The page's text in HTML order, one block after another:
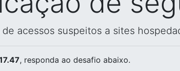
acessos suspeitos a sites
, responda ao desafio abaixo.